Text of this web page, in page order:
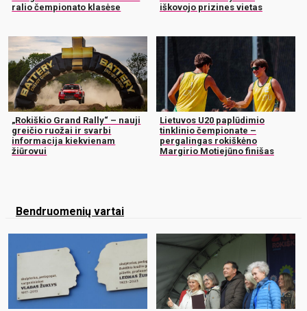
ralio čempionato klasėse
iškovojo prizines vietas
„Rokiškio Grand Rally“ – nauji
greičio ruožai ir svarbi
informacija kiekvienam
žiūrovui
Lietuvos U20 paplūdimio
tinklinio čempionate –
pergalingas rokiškėno
Margirio Motiejūno finišas
Bendruomenių vartai